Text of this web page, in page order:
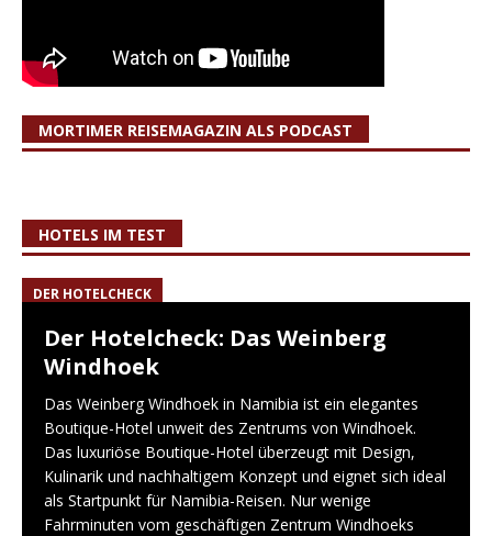
MORTIMER REISEMAGAZIN ALS PODCAST
HOTELS IM TEST
DER HOTELCHECK
Der Hotelcheck: Das Weinberg
Windhoek
Das Weinberg Windhoek in Namibia ist ein elegantes
Boutique-Hotel unweit des Zentrums von Windhoek.
Das luxuriöse Boutique-Hotel überzeugt mit Design,
Kulinarik und nachhaltigem Konzept und eignet sich ideal
als Startpunkt für Namibia-Reisen. Nur wenige
Fahrminuten vom geschäftigen Zentrum Windhoeks